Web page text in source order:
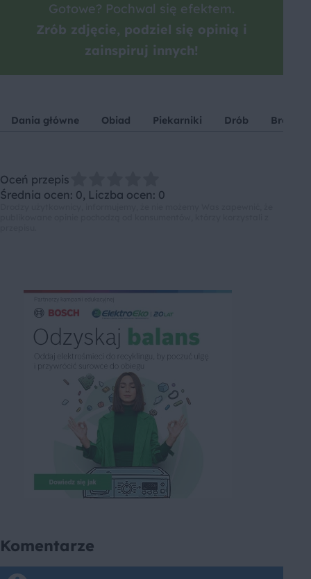
Gotowe? Pochwal się efektem.
Zrób zdjęcie, podziel się opinią i
zainspiruj innych!
Dania główne Obiad Piekarniki Drób Brokuły
Oceń przepis
Średnia ocen: 0, Liczba ocen: 0
Komentarze